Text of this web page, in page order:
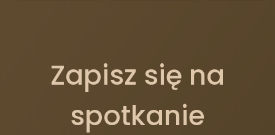
Zapisz się na
spotkanie